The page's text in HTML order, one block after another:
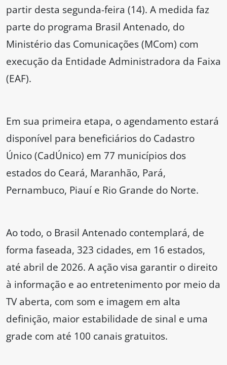
partir desta segunda-feira (14). A medida faz
parte do programa Brasil Antenado, do
Ministério das Comunicações (MCom) com
execução da Entidade Administradora da Faixa
(EAF).
Em sua primeira etapa, o agendamento estará
disponível para beneficiários do Cadastro
Único (CadÚnico) em 77 municípios dos
estados do Ceará, Maranhão, Pará,
Pernambuco, Piauí e Rio Grande do Norte.
Ao todo, o Brasil Antenado contemplará, de
forma faseada, 323 cidades, em 16 estados,
até abril de 2026. A ação visa garantir o direito
à informação e ao entretenimento por meio da
TV aberta, com som e imagem em alta
definição, maior estabilidade de sinal e uma
grade com até 100 canais gratuitos.